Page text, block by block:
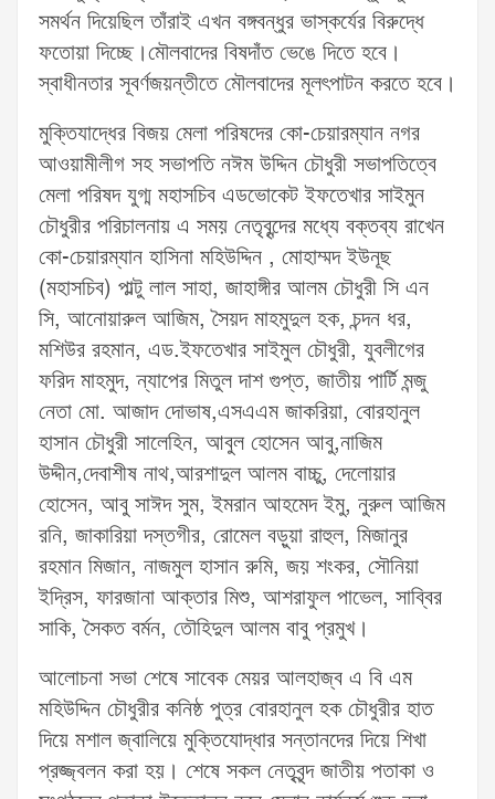
সমর্থন দিয়েছিল তাঁরাই এখন বঙ্গবন্ধুর ভাস্কর্যের বিরুদ্ধে
ফতোয়া দিচ্ছে।মৌলবাদের বিষদাঁত ভেঙে দিতে হবে।
স্বাধীনতার সূবর্ণজয়ন্তীতে মৌলবাদের মূলৎপাটন করতে হবে।
মুক্তিযাদ্ধের বিজয় মেলা পরিষদের কো-চেয়ারম্যান নগর
আওয়ামীলীগ সহ সভাপতি নঈম উদ্দিন চৌধুরী সভাপতিত্বে
মেলা পরিষদ যুগ্ম মহাসচিব এডভোকেট ইফতেখার সাইমুন
চৌধুরীর পরিচালনায় এ সময় নেতৃবৃন্দের মধ্যে বক্তব্য রাখেন
কো-চেয়ারম্যান হাসিনা মহিউদ্দিন , মোহাম্মদ ইউনূছ
(মহাসচিব) পাল্টু লাল সাহা, জাহাঙ্গীর আলম চৌধুরী সি এন
সি, আনোয়ারুল আজিম, সৈয়দ মাহমুদুল হক, চন্দন ধর,
মশিউর রহমান, এড.ইফতেখার সাইমুল চৌধুরী, যুবলীগের
ফরিদ মাহমুদ, ন্যাপের মিতুল দাশ গুপ্ত, জাতীয় পার্টি মন্জু
নেতা মো. আজাদ দোভাষ,এসএএম জাকরিয়া, বোরহানুল
হাসান চৌধুরী সালেহিন, আবুল হোসেন আবু,নাজিম
উদ্দীন,দেবাশীষ নাথ,আরশাদুল আলম বাচ্চু, দেলোয়ার
হোসেন, আবু সাঈদ সুম, ইমরান আহমেদ ইমু, নুরুল আজিম
রনি, জাকারিয়া দস্তগীর, রোমেল বড়ুয়া রাহুল, মিজানুর
রহমান মিজান, নাজমুল হাসান রুমি, জয় শংকর, সৌনিয়া
ইদ্রিস, ফারজানা আক্তার মিশু, আশরাফুল পাভেল, সাব্বির
সাকি, সৈকত বর্মন, তৌহিদুল আলম বাবু প্রমুখ।
আলোচনা সভা শেষে সাবেক মেয়র আলহাজ্ব এ বি এম
মহিউদ্দিন চৌধুরীর কনিষ্ঠ পুত্র বোরহানুল হক চৌধুরীর হাত
দিয়ে মশাল জ্বালিয়ে মুক্তিযোদ্ধার সন্তানদের দিয়ে শিখা
প্রজ্জ্বলন করা হয়। শেষে সকল নেতৃবৃন্দ জাতীয় পতাকা ও